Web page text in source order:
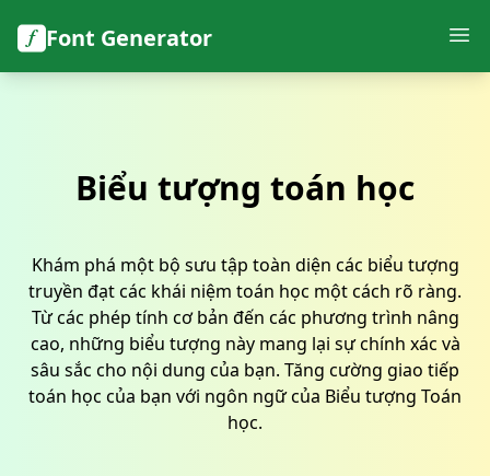
Font Generator
Biểu tượng toán học
Khám phá một bộ sưu tập toàn diện các biểu tượng
truyền đạt các khái niệm toán học một cách rõ ràng.
Từ các phép tính cơ bản đến các phương trình nâng
cao, những biểu tượng này mang lại sự chính xác và
sâu sắc cho nội dung của bạn. Tăng cường giao tiếp
toán học của bạn với ngôn ngữ của Biểu tượng Toán
học.